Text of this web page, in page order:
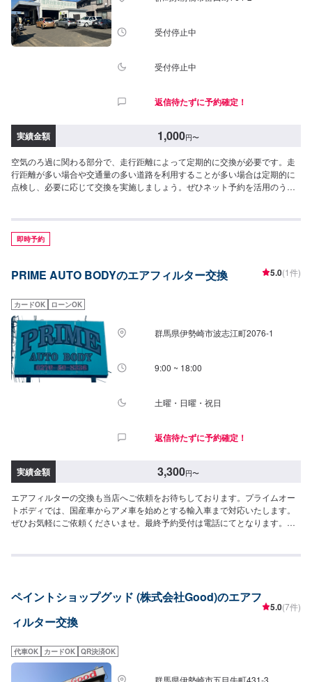
います。お車の作業中は代車をご利用ください。※代車の燃料代はお客様にご
負担いただいております。-----ご来店時の注意、受付方法-----JR前橋大島駅北
口から北西方向へ進み1つ目の交差点を右に次の交差点を左に進むと右側に工
るスペースに駐車してください。事務所内に受付がいますのでメンテモで予
受付停止中
受付停止中
返信待たずに予約確定！
実績金額 1,000円〜
空気のろ過に関わる部分で、走行距離によって定期的に交換が必要です。走
行距離が多い場合や交通量の多い道路を利用することが多い場合は定期的に
点検し、必要に応じて交換を実施しましょう。ぜひネット予約を活用のう
即時予約
PRIME AUTO BODYのエアフィルター交換 5.0(1件)
カードOK ローンOK
群馬県伊勢崎市波志江町2076-1
9:00 ~ 18:00
土曜・日曜・祝日
返信待たずに予約確定！
実績金額 3,300円〜
エアフィルターの交換も当店へご依頼をお待ちしております。プライムオー
トボディでは、国産車からアメ車を始めとする輸入車まで対応いたします。
ぜひお気軽にご依頼くださいませ。最終予約受付は電話にてとなります。
ペイントショップグッド (株式会社Good)のエアフ
ィルター交換
5.0(7件)
代車OK カードOK QR決済OK
群馬県伊勢崎市五目牛町431-3